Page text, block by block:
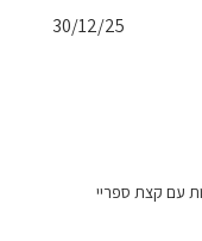
עם קצת ספריי
30/12/25